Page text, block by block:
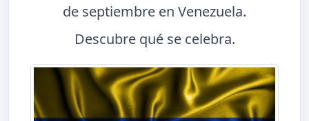
de septiembre en Venezuela.
Descubre qué se celebra.